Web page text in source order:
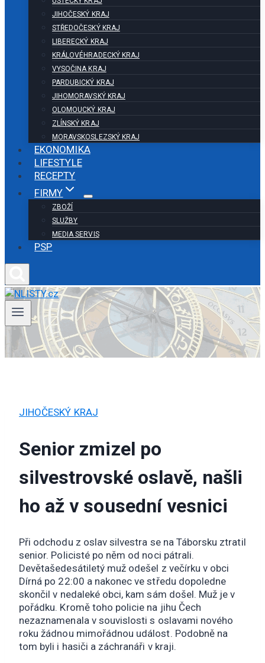
JIHOČESKÝ KRAJ
STŘEDOČESKÝ KRAJ
LIBERECKÝ KRAJ
KRÁLOVÉHRADECKÝ KRAJ
VYSOČINA KRAJ
PARDUBICKÝ KRAJ
JIHOMORAVSKÝ KRAJ
OLOMOUCKÝ KRAJ
ZLÍNSKÝ KRAJ
MORAVSKOSLEZSKÝ KRAJ
EKONOMIKA
LIFESTYLE
RECEPTY
FIRMY
ZBOŽÍ
SLUŽBY
MEDIA SERVIS
PSP
JIHOČESKÝ KRAJ
Senior zmizel po
silvestrovské oslavě, našli
ho až v sousední vesnici
Při odchodu z oslav silvestra se na Táborsku ztratil
senior. Policisté po něm od noci pátrali.
Devětašedesátiletý muž odešel z večírku v obci
Dírná po 22:00 a nakonec ve středu dopoledne
skončil v nedaleké obci, kam sám došel. Muž je v
pořádku. Kromě toho policie na jihu Čech
nezaznamenala v souvislosti s oslavami nového
roku žádnou mimořádnou událost. Podobně na
tom byli i hasiči a záchranáři v kraji.